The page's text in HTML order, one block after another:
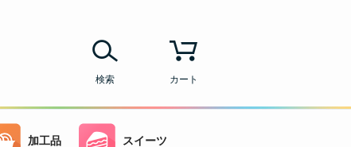
カート
検索
加工品 スイーツ